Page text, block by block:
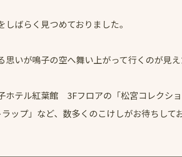
ばらく見つめておりました。
思いが鳴子の空へ舞い上がって行くのが見え
ホテル紅葉館 3Fフロアの「松宮コレクシ
ップ」など、数多くのこけしがお待ちしてお